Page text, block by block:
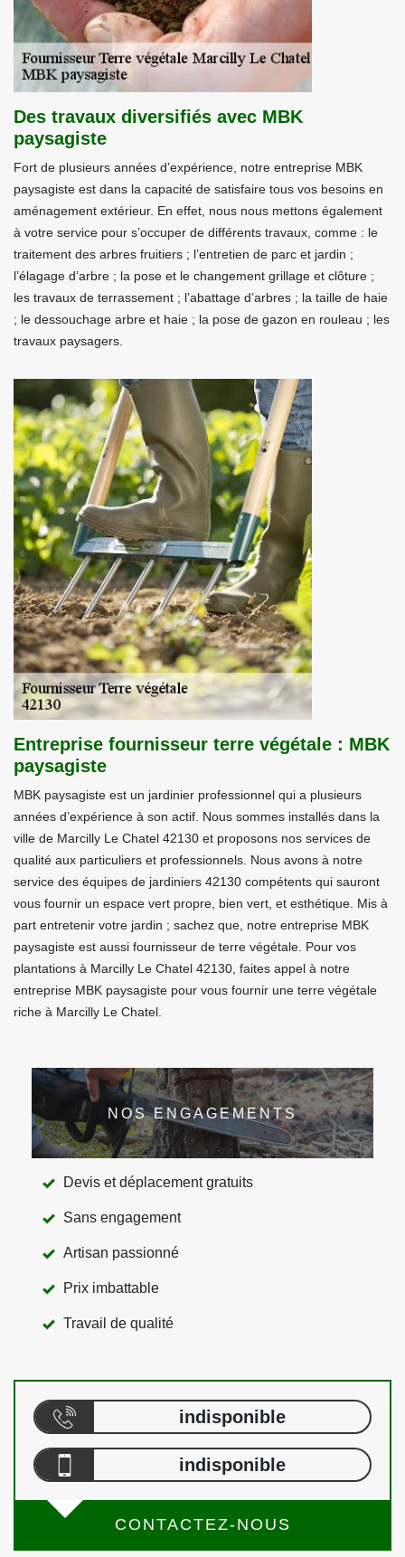
Des travaux diversifiés avec MBK
paysagiste
Fort de plusieurs années d’expérience, notre entreprise MBK
paysagiste est dans la capacité de satisfaire tous vos besoins en
aménagement extérieur. En effet, nous nous mettons également
à votre service pour s’occuper de différents travaux, comme : le
traitement des arbres fruitiers ; l’entretien de parc et jardin ;
l’élagage d’arbre ; la pose et le changement grillage et clôture ;
les travaux de terrassement ; l’abattage d’arbres ; la taille de haie
; le dessouchage arbre et haie ; la pose de gazon en rouleau ; les
travaux paysagers.
Entreprise fournisseur terre végétale : MBK
paysagiste
MBK paysagiste est un jardinier professionnel qui a plusieurs
années d’expérience à son actif. Nous sommes installés dans la
ville de Marcilly Le Chatel 42130 et proposons nos services de
qualité aux particuliers et professionnels. Nous avons à notre
service des équipes de jardiniers 42130 compétents qui sauront
vous fournir un espace vert propre, bien vert, et esthétique. Mis à
part entretenir votre jardin ; sachez que, notre entreprise MBK
paysagiste est aussi fournisseur de terre végétale. Pour vos
plantations à Marcilly Le Chatel 42130, faites appel à notre
entreprise MBK paysagiste pour vous fournir une terre végétale
riche à Marcilly Le Chatel.
NOS ENGAGEMENTS
Devis et déplacement gratuits
Sans engagement
Artisan passionné
Prix imbattable
Travail de qualité
indisponible
indisponible
CONTACTEZ-NOUS